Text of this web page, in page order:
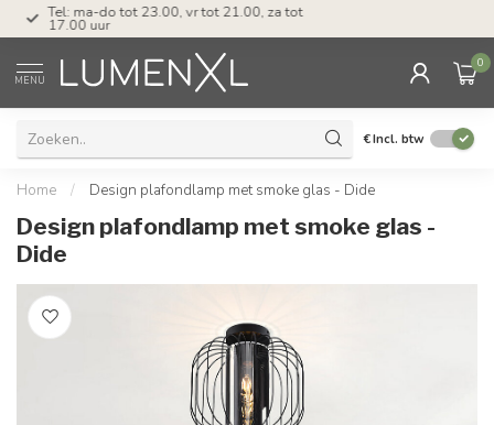
Tel: ma-do tot 23.00, vr tot 21.00, za tot
17.00 uur
MENU
0
€Incl. btw
Home / Design plafondlamp met smoke glas - Dide
Design plafondlamp met smoke glas -
Dide